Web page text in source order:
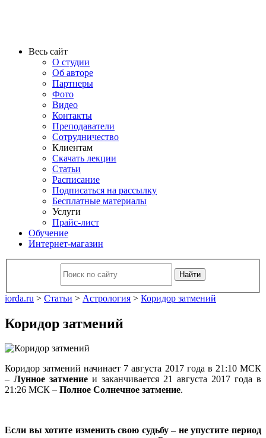
Весь сайт
О студии
Об авторе
Партнеры
Фото
Видео
Контакты
Преподаватели
Сотрудничество
Клиентам
Скачать лекции
Статьи
Расписание
Подписаться на рассылку
Бесплатные материалы
Услуги
Прайс-лист
Обучение
Интернет-магазин
Найти
iorda.ru > Статьи > Астрология > Коридор затмений
Коридор затмений
Коридор затмений начинает 7 августа 2017 года в 21:10 МСК
– Лунное затмение и заканчивается 21 августа 2017 года в
21:26 МСК – Полное Солнечное затмение.
Если вы хотите изменить свою судьбу – не упустите период